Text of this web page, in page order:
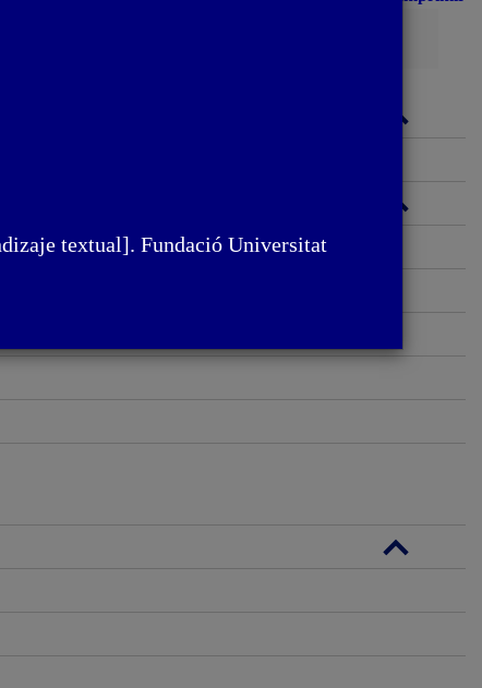
textual]. Fundació Universitat